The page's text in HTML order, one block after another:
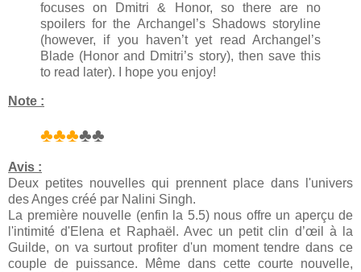
focuses on Dmitri & Honor, so there are no
spoilers for the Archangel’s Shadows storyline
(however, if you haven’t yet read Archangel’s
Blade (Honor and Dmitri’s story), then save this
to read later). I hope you enjoy!
Note :
♣♣♣♣♣
Avis :
Deux petites nouvelles qui prennent place dans l'univers
des Anges créé par Nalini Singh.
La première nouvelle (enfin la 5.5) nous offre un aperçu de
l'intimité d'Elena et Raphaël. Avec un petit clin d’œil à la
Guilde, on va surtout profiter d'un moment tendre dans ce
couple de puissance. Même dans cette courte nouvelle,